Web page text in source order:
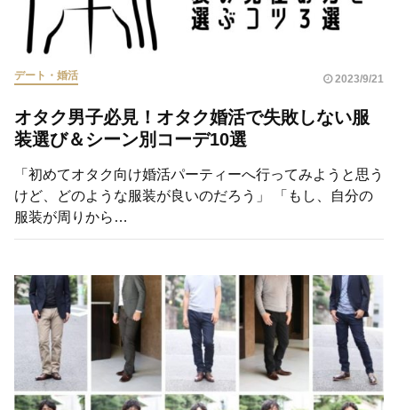
デート・婚活 2023/9/21
オタク男子必見！オタク婚活で失敗しない服
装選び＆シーン別コーデ10選
「初めてオタク向け婚活パーティーへ行ってみようと思う
けど、どのような服装が良いのだろう」 「もし、自分の
服装が周りから…